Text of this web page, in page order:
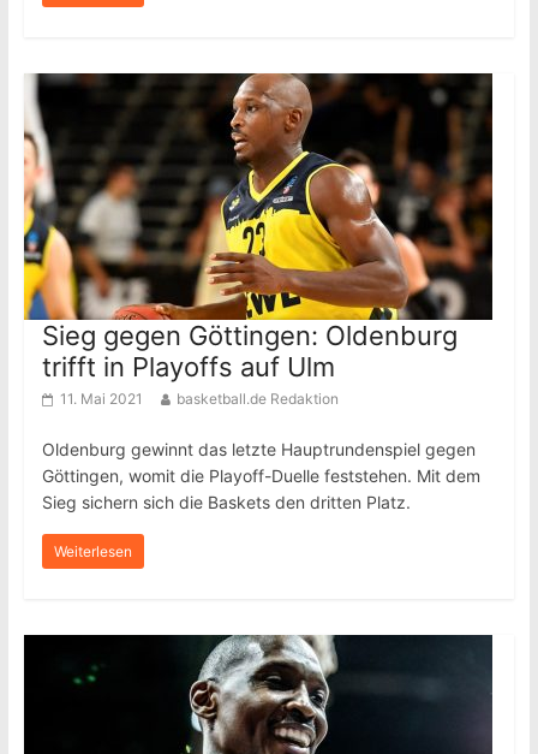
Sieg gegen Göttingen: Oldenburg
trifft in Playoffs auf Ulm
11. Mai 2021 basketball.de Redaktion
Oldenburg gewinnt das letzte Hauptrundenspiel gegen
Göttingen, womit die Playoff-Duelle feststehen. Mit dem
Sieg sichern sich die Baskets den dritten Platz.
Weiterlesen